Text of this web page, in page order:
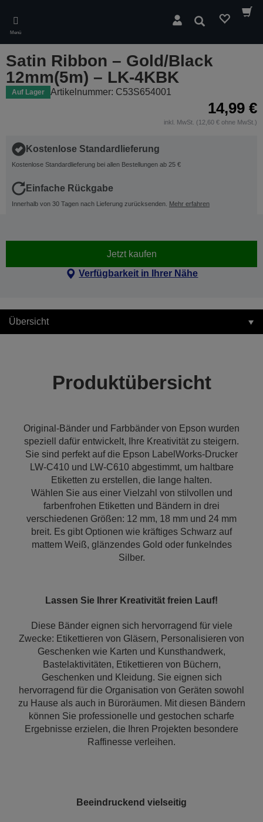
main
content
Menü
Suchen
Satin Ribbon – Gold/Black
12mm(5m) – LK-4KBK
Auf Lager Artikelnummer: C53S654001
14,99 €
inkl. MwSt. (12,60 € ohne MwSt.)
Kostenlose Standardlieferung
Kostenlose Standardlieferung bei allen Bestellungen ab 25 €
Einfache Rückgabe
Innerhalb von 30 Tagen nach Lieferung zurücksenden. Mehr erfahren
Jetzt kaufen
Verfügbarkeit in Ihrer Nähe
Übersicht
Produktübersicht
Original-Bänder und Farbbänder von Epson wurden
speziell dafür entwickelt, Ihre Kreativität zu steigern.
Sie sind perfekt auf die Epson LabelWorks-Drucker
LW-C410 und LW-C610 abgestimmt, um haltbare
Etiketten zu erstellen, die lange halten.
Wählen Sie aus einer Vielzahl von stilvollen und
farbenfrohen Etiketten und Bändern in drei
verschiedenen Größen: 12 mm, 18 mm und 24 mm
breit. Es gibt Optionen wie kräftiges Schwarz auf
mattem Weiß, glänzendes Gold oder funkelndes
Silber.
Lassen Sie Ihrer Kreativität freien Lauf!
Diese Bänder eignen sich hervorragend für viele
Zwecke: Etikettieren von Gläsern, Personalisieren von
Geschenken wie Karten und Kunsthandwerk,
Bastelaktivitäten, Etikettieren von Büchern,
Geschenken und Kleidung. Sie eignen sich
hervorragend für die Organisation von Geräten sowohl
zu Hause als auch in Büroräumen. Mit diesen Bändern
können Sie professionelle und gestochen scharfe
Ergebnisse erzielen, die Ihren Projekten besondere
Raffinesse verleihen.
Beeindruckend vielseitig